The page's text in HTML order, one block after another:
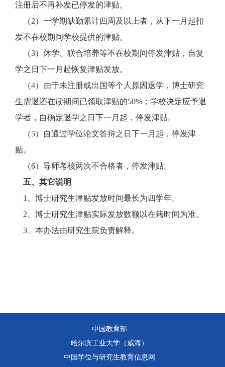
注册后不再补发已停发的津贴。
（2）一学期缺勤累计四周及以上者，从下一月起扣
发不在校期间学校提供的津贴。
（3）休学、联合培养等不在校期间停发津贴，自复
学之日下一月起恢复津贴发放。
（4）由于未注册或出国等个人原因退学，博士研究
生需退还在读期间已领取津贴的50%；学校决定应予退
学者，自确定退学之日下一月起，停发津贴。
（5）自通过学位论文答辩之日下一月起，停发津
贴。
（6）导师考核两次不合格者，停发津贴。
五、其它说明
1、博士研究生津贴发放时间最长为四学年。
2、博士研究生津贴实际发放数额以在籍时间为准。
3、本办法由研究生院负责解释。
中国教育部
哈尔滨工业大学（威海）
中国学位与研究生教育信息网